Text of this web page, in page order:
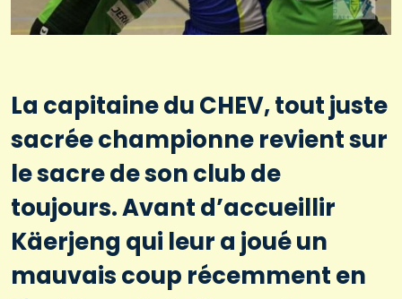
La capitaine du CHEV, tout juste
sacrée championne revient sur
le sacre de son club de
toujours. Avant d’accueillir
Käerjeng qui leur a joué un
mauvais coup récemment en